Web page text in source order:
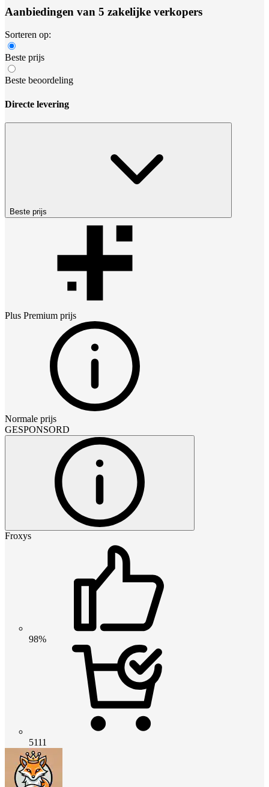
Aanbiedingen van 5 zakelijke verkopers
Sorteren op:
Beste prijs
Beste beoordeling
Directe levering
Beste prijs
Plus Premium prijs
Normale prijs
GESPONSORD
Froxys
98%
5111